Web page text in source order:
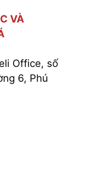
VÀ
Office, số
6, Phú